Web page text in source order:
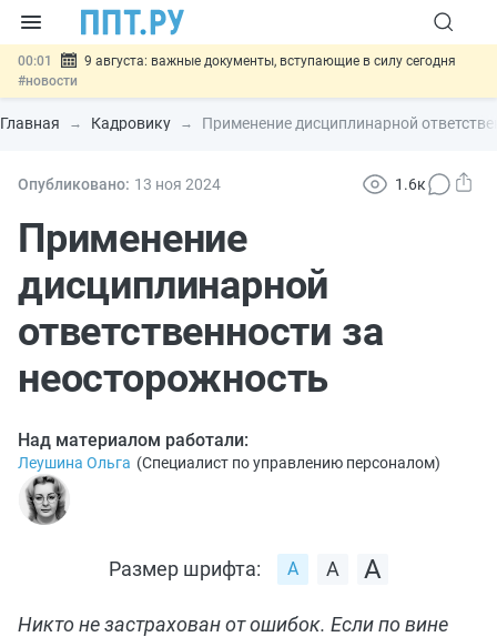
00:01
9 августа: важные документы, вступающие в силу сегодня
#новости
07.08 Подписан закон о блокировке продажи опасных товаров через
«Честный знак»#новости
07.08 Госпошлину за устранение ошибок в документах предлагают
07.08
отношений
#новости
Главная Кадровику Применение дисциплинарной
Опубликовано: 13 ноя 2024 1.6к
Применение
дисциплинарной
ответственности за
неосторожность
Над материалом работали:
Леушина Ольга (Специалист по управлению персоналом)
Размер шрифта:
Никто не застрахован от ошибок. Если по вине